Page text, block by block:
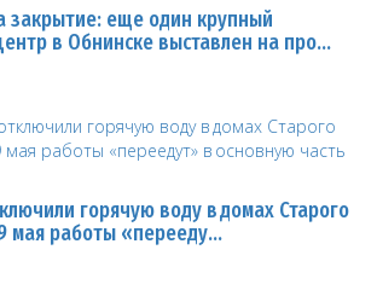
закрытие: еще один крупный
в Обнинске выставлен на про…
горячую воду в домах Старого
мая работы «перееду…